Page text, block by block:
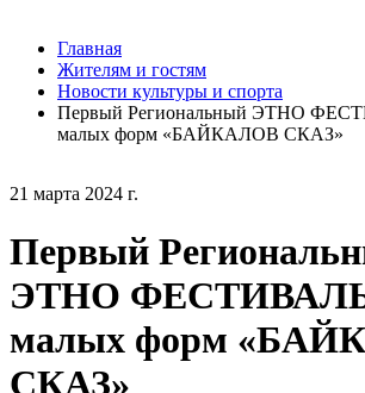
21 марта 2024 г.
Первый
ЭТНО ФЕСТИВАЛЬ
малых форм
СКАЗ»
Главная
Жителям и гостям
Новости культуры и спорта
Первый Региональный ЭТНО
малых форм «БАЙКАЛОВ СКАЗ»